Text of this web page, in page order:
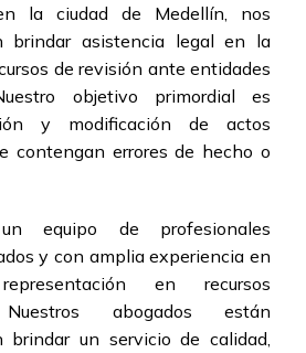
la ciudad de Medellín, nos
brindar asistencia legal en la
de revisión ante entidades
objetivo primordial es
y modificación de actos
contengan errores de hecho o
equipo de profesionales
y con amplia experiencia en
en recursos
Nuestros abogados están
brindar un servicio de calidad,